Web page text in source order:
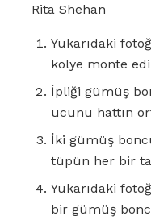
Rita Shehan
Yukarıdaki
kolye monte
İpliği gümüş
ucunu hattın
İki gümüş
tüpün her bir
Yukarıdaki
bir gümüş